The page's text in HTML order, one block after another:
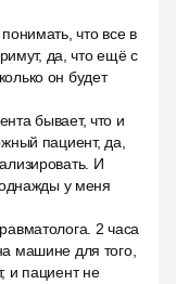
что все в
да, что ещё с
он будет
бывает, что и
пациент, да,
И
однажды у меня
2 часа
машине для того,
и пациент не